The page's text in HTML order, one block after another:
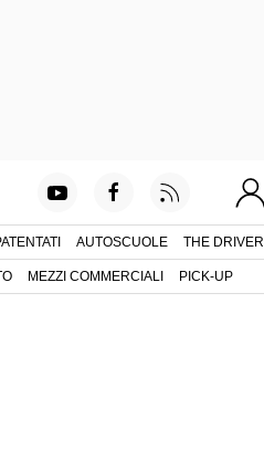
AUTOSCUOLE THE DRIVER
MEZZI COMMERCIALI PICK-UP